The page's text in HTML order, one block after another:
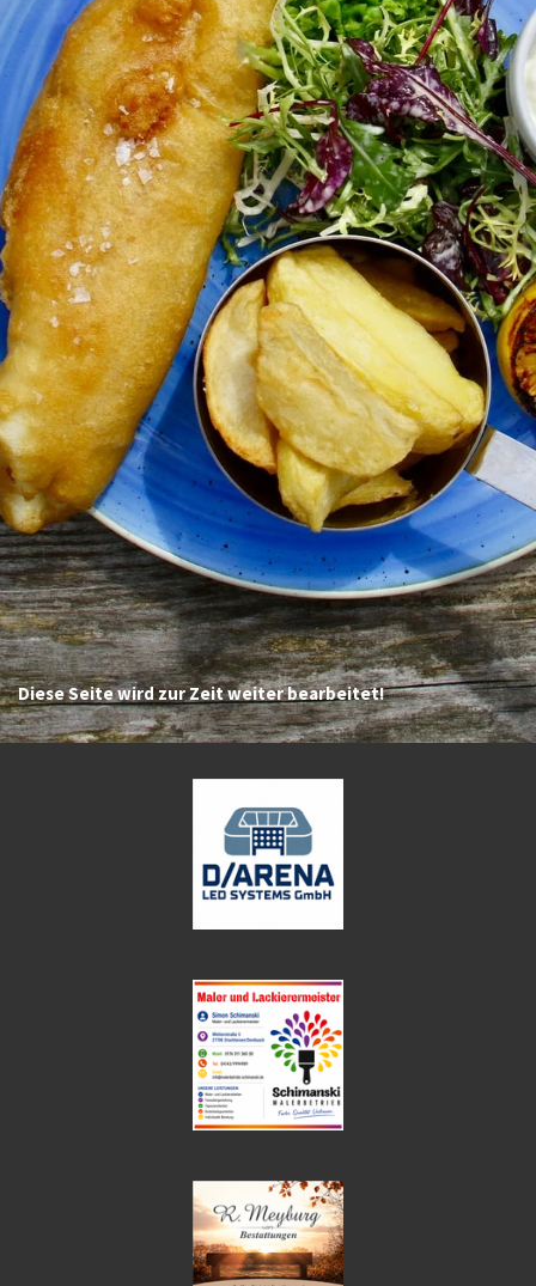
Diese Seite wird zur Zeit weiter bearbeitet!